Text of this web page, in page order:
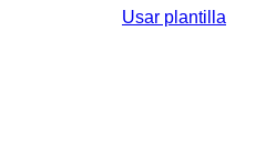
Usar plantilla